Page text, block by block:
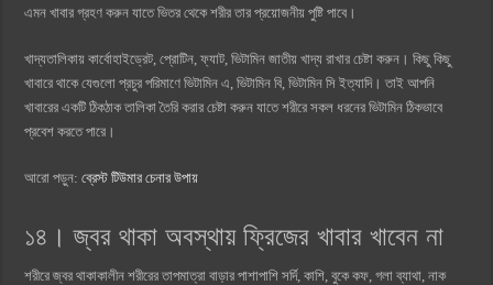
এমন খাবার গ্রহণ করুন যাতে ভিতর থেকে শরীর তার প্রয়োজনীয় পুষ্টি পাবে।
খাদ্যতালিকায় কার্বোহাইড্রেট, প্রোটিন, ফ্যাট, ভিটামিন জাতীয় খাদ্য রাখার চেষ্টা করুন। কিছু কিছু
খাবারে থাকে যেগুলো প্রচুর পরিমাণে ভিটামিন এ, ভিটামিন বি, ভিটামিন সি ইত্যাদি। তাই আপনি
খাবারের একটি ঠিকঠাক তালিকা তৈরি করার চেষ্টা করুন যাতে শরীরে সকল ধরনের ভিটামিন ঠিকভাবে
প্রবেশ করতে পারে।
আরো পড়ুন:ব্রেস্ট টিউমার চেনার উপায়
১৪। জ্বর থাকা অবস্থায় ফ্রিজের খাবার খাবেন না
শরীরে জ্বর থাকাকালীন শরীরের তাপমাত্রা বাড়ার পাশাপাশি সর্দি, কাশি, বুকে কফ, গলা ব্যাথা, নাক